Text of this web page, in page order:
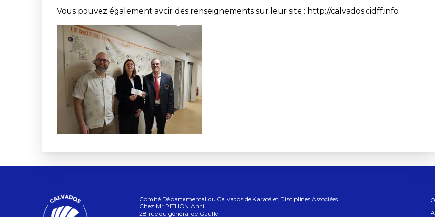
Vous pouvez également avoir des renseignements sur leur site : http://calvados.cidff.info
Comité Départemental du Calvados de Karaté et Disciplines Associées
Chez Mr PITHON Anni
28 rue du général de Gaulle